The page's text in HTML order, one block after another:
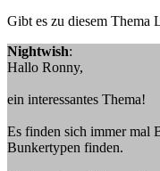
Gibt es zu diesem Thema
Nightwish:
Hallo Ronny,
ein interessantes Thema!
Es finden sich immer mal
Bunkertypen finden.